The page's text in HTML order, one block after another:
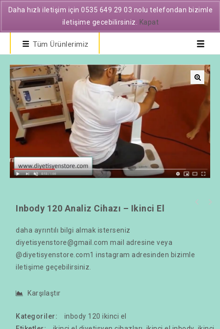
Tüm Ürünlerimiz
Inbody 120 Analiz Cihazı – Ikinci El
daha ayrıntılı bilgi almak isterseniz
diyetisyenstore@gmail.com mail adresine veya
@diyetisyenstore.com1 instagram adresinden bizimle
iletişime geçebilirsiniz.
Karşılaştır
Kategoriler:
inbody 120 ikinci el
Daha hızlı iletişim için 0535 649 29 03 nolu telefondan bizimle
iletişime gecebilirsiniz.
Kapat